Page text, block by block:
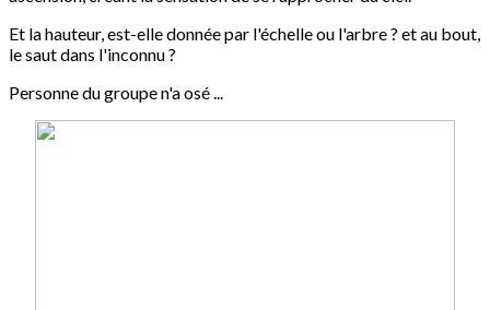
Et la hauteur, est-elle donnée par l'échelle ou l'arbre ? et au bout,
le saut dans l'inconnu ?
Personne du groupe n'a osé ...